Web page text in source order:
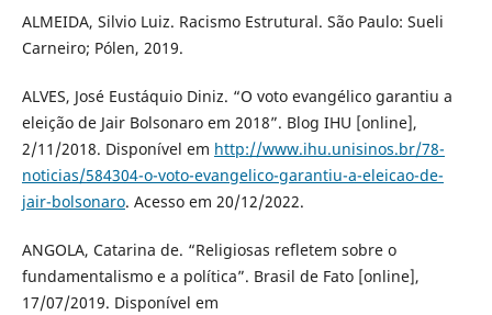
ALMEIDA, Silvio Luiz. Racismo Estrutural. São Paulo: Sueli
Carneiro; Pólen, 2019.
ALVES, José Eustáquio Diniz. “O voto evangélico garantiu a
eleição de Jair Bolsonaro em 2018”. Blog IHU [online],
2/11/2018. Disponível em http://www.ihu.unisinos.br/78-
noticias/584304-o-voto-evangelico-garantiu-a-eleicao-de-
jair-bolsonaro. Acesso em 20/12/2022.
ANGOLA, Catarina de. “Religiosas refletem sobre o
fundamentalismo e a política”. Brasil de Fato [online],
17/07/2019. Disponível em